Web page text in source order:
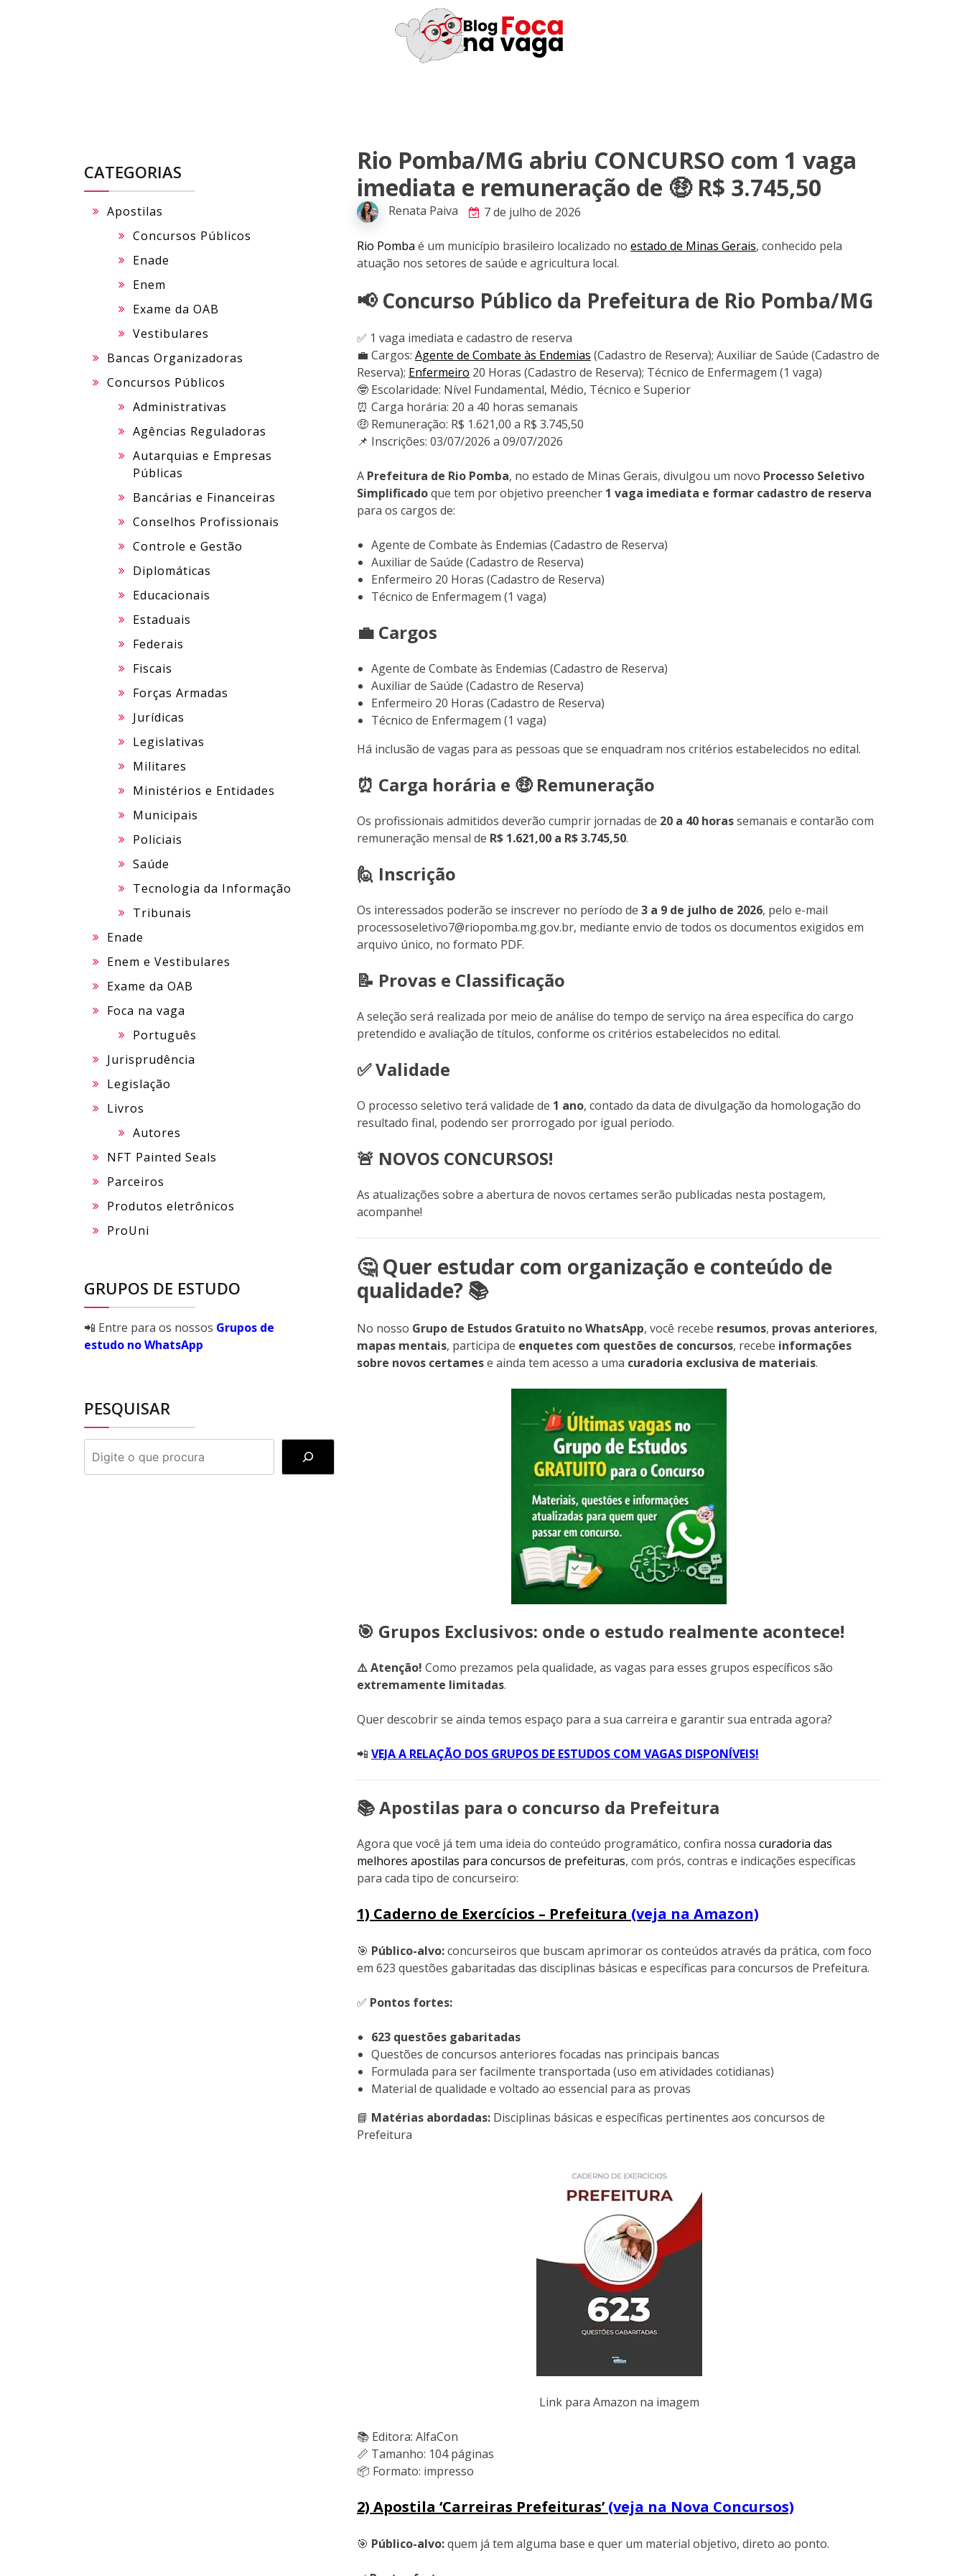
Rio Pomba/MG abriu CONCURSO com 1 vaga
imediata e remuneração de 🤑 R$ 3.745,50
Renata Paiva 7 de julho de 2026
Rio Pomba é um município brasileiro localizado no estado de Minas Gerais, conhecido pela
atuação nos setores de saúde e agricultura local.
📢 Concurso Público da Prefeitura de Rio Pomba/MG
✅ 1 vaga imediata e cadastro de reserva
💼 Cargos: Agente de Combate às Endemias (Cadastro de Reserva); Auxiliar de Saúde (Cadastro de
Reserva); Enfermeiro 20 Horas (Cadastro de Reserva); Técnico de Enfermagem (1 vaga)
🤓 Escolaridade: Nível Fundamental, Médio, Técnico e Superior
⏰ Carga horária: 20 a 40 horas semanais
🤑 Remuneração: R$ 1.621,00 a R$ 3.745,50
📌 Inscrições: 03/07/2026 a 09/07/2026
A Prefeitura de Rio Pomba, no estado de Minas Gerais, divulgou um novo Processo Seletivo
Simplificadoque tem por objetivo preencher 1 vaga imediata e formar cadastro de reserva
para os cargos de:
Agente de Combate às Endemias (Cadastro de Reserva)
Auxiliar de Saúde (Cadastro de Reserva)
Enfermeiro 20 Horas (Cadastro de Reserva)
Técnico de Enfermagem (1 vaga)
💼 Cargos
Agente de Combate às Endemias (Cadastro de Reserva)
Auxiliar de Saúde (Cadastro de Reserva)
Enfermeiro 20 Horas (Cadastro de Reserva)
Técnico de Enfermagem (1 vaga)
Há inclusão de vagas para as pessoas que se enquadram nos critérios estabelecidos no edital.
⏰ Carga horária e 🤑 Remuneração
Os profissionais admitidos deverão cumprir jornadas de 20 a 40 horassemanais e contarão com
remuneração mensal de R$ 1.621,00 a R$ 3.745,50.
🙋 Inscrição
Os interessados poderão se inscrever no período de 3 a 9 de julho de 2026, pelo e-mail
processoseletivo7@riopomba.mg.gov.br, mediante envio de todos os documentos exigidos em
arquivo único, no formato PDF.
📝 Provas e Classificação
A seleção será realizada por meio de análise do tempo de serviço na área específica do cargo
pretendido e avaliação de títulos, conforme os critérios estabelecidos no edital.
✅ Validade
O processo seletivo terá validade de 1 ano, contado da data de divulgação da homologação do
resultado final, podendo ser prorrogado por igual período.
🚨 NOVOS CONCURSOS!
As atualizações sobre a abertura de novos certames serão publicadas nesta postagem,
acompanhe!
🤔 Quer estudar com organização e conteúdo de
qualidade? 📚
No nosso Grupo de Estudos Gratuito no WhatsApp, você recebe resumos, provas anteriores,
mapas mentais, participa de enquetes com questões de concursos, recebe informações
sobre novos certamese ainda tem acesso a uma curadoria exclusiva de materiais.
🎯 Grupos Exclusivos: onde o estudo realmente acontece!
⚠️ Atenção! Como prezamos pela qualidade, as vagas para esses grupos específicos são
extremamente limitadas.
Quer descobrir se ainda temos espaço para a sua carreira e garantir sua entrada agora?
📲 VEJA A RELAÇÃO DOS GRUPOS DE ESTUDOS COM VAGAS DISPONÍVEIS!
📚 Apostilas para o concurso da Prefeitura
Agora que você já tem uma ideia do conteúdo programático, confira nossa curadoria das
melhores apostilas para concursos de prefeituras, com prós, contras e indicações específicas
para cada tipo de concurseiro:
1) Caderno de Exercícios – Prefeitura (veja na Amazon)
🎯 Público-alvo:concurseiros que buscam aprimorar os conteúdos através da prática, com foco
em 623 questões gabaritadas das disciplinas básicas e específicas para concursos de Prefeitura.
✅ Pontos fortes:
623 questões gabaritadas
Questões de concursos anteriores focadas nas principais bancas
Formulada para ser facilmente transportada (uso em atividades cotidianas)
Material de qualidade e voltado ao essencial para as provas
📘 Matérias abordadas: Disciplinas básicas e específicas pertinentes aos concursos de
Prefeitura
Link para Amazon na imagem
📚 Editora: AlfaCon
📏 Tamanho: 104 páginas
📦 Formato: impresso
2) Apostila ‘Carreiras Prefeituras’ (veja na Nova Concursos)
🎯 Público-alvo:quem já tem alguma base e quer um material objetivo, direto ao ponto.
CATEGORIAS
Apostilas
Concursos Públicos
Enade
Enem
Exame da OAB
Vestibulares
Bancas Organizadoras
Concursos Públicos
Administrativas
Agências Reguladoras
Autarquias e Empresas
Públicas
Bancárias e Financeiras
Conselhos Profissionais
Controle e Gestão
Diplomáticas
Educacionais
Estaduais
Federais
Fiscais
Forças Armadas
Jurídicas
Legislativas
Militares
Ministérios e Entidades
Municipais
Policiais
Saúde
Tecnologia da Informação
Tribunais
Enade
Enem e Vestibulares
Exame da OAB
Foca na vaga
Português
Jurisprudência
Legislação
Livros
Autores
NFT Painted Seals
Parceiros
Produtos eletrônicos
ProUni
GRUPOS DE ESTUDO
📲 Entre para os nossos Grupos de
estudo no WhatsApp
PESQUISAR
PESQUISAR